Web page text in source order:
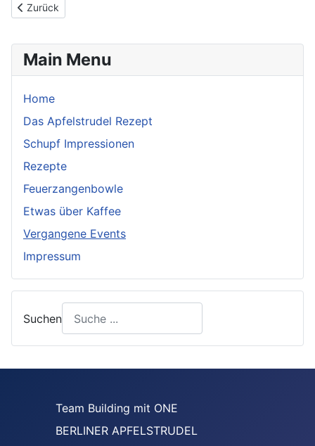
Vorheriger Beitrag: Team Building mit ONE
Zurück
Main Menu
Home
Das Apfelstrudel Rezept
Schupf Impressionen
Rezepte
Feuerzangenbowle
Etwas über Kaffee
Vergangene Events
Impressum
Suchen
Team Building mit ONE
BERLINER APFELSTRUDEL